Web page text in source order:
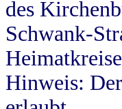
des
Schwank-
Hinweis: